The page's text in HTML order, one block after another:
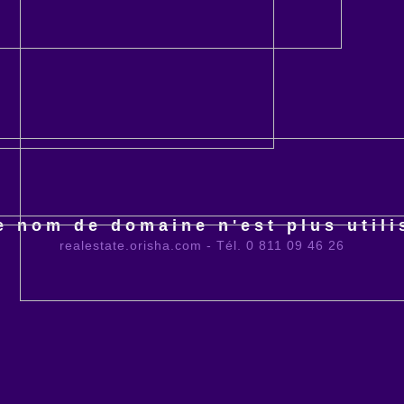
nom de domaine n'est plus
realestate.orisha.com - Tél. 0 811 09 46 26